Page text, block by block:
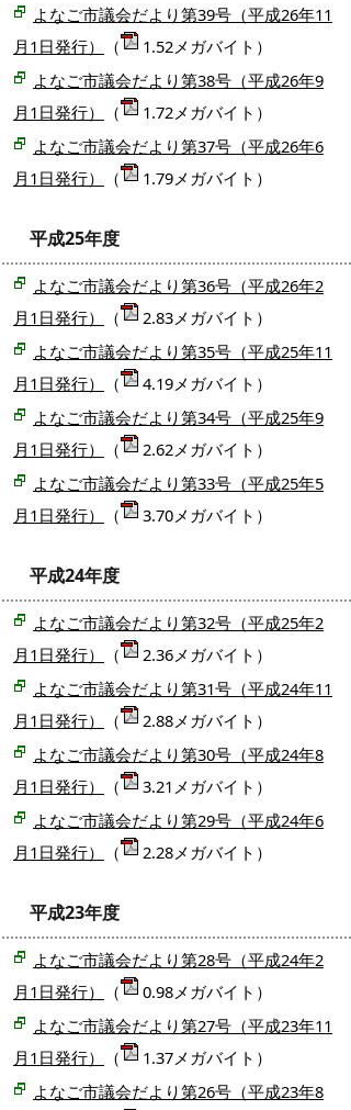
よなご市議会だより第39号（平成26年11
月1日発行）
（
1.52メガバイト）
よなご市議会だより第38号（平成26年9
月1日発行）
（
1.72メガバイト）
よなご市議会だより第37号（平成26年6
月1日発行）
（ 1.79メガバイト）
平成25年度
よなご市議会だより第36号（平成26年2
月1日発行）
（
2.83メガバイト）
よなご市議会だより第35号（平成25年11
月1日発行）
（
4.19メガバイト）
よなご市議会だより第34号（平成25年9
月1日発行）
（
2.62メガバイト）
よなご市議会だより第33号（平成25年5
月1日発行）
（ 3.70メガバイト）
平成24年度
よなご市議会だより第32号（平成25年2
月1日発行）
（
2.36メガバイト）
よなご市議会だより第31号（平成24年11
月1日発行）
（
2.88メガバイト）
よなご市議会だより第30号（平成24年8
月1日発行）
（
3.21メガバイト）
よなご市議会だより第29号（平成24年6
月1日発行）
（ 2.28メガバイト）
平成23年度
よなご市議会だより第28号（平成24年2
月1日発行）
（
0.98メガバイト）
よなご市議会だより第27号（平成23年11
月1日発行）
（
1.37メガバイト）
よなご市議会だより第26号（平成23年8